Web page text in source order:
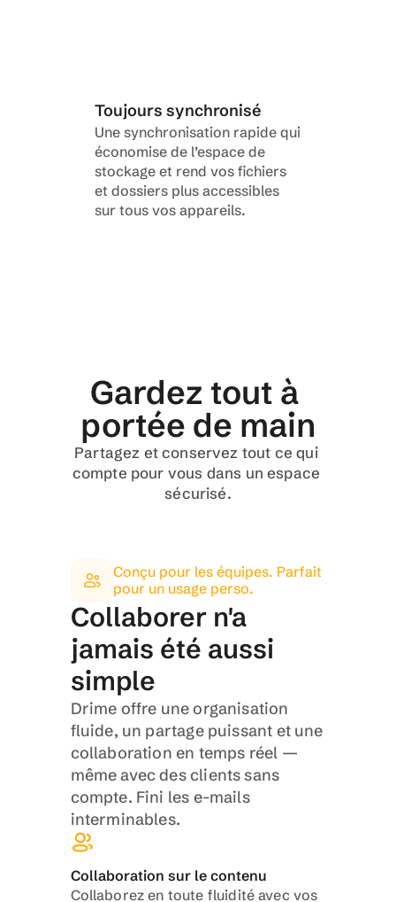
Toujours synchronisé
Une synchronisation rapide qui
économise de l’espace de
stockage et rend vos fichiers
et dossiers plus accessibles
sur tous vos appareils.
Gardez tout à
portée de main
Partagez et conservez tout ce qui
compte pour vous dans un espace
sécurisé.
Conçu pour les équipes. Parfait
pour un usage perso.
Collaborer n'a
jamais été aussi
simple
Drime offre une organisation
fluide, un partage puissant et une
collaboration en temps réel —
même avec des clients sans
compte. Fini les e-mails
interminables.
Collaboration sur le contenu
Collaborez en toute fluidité avec vos